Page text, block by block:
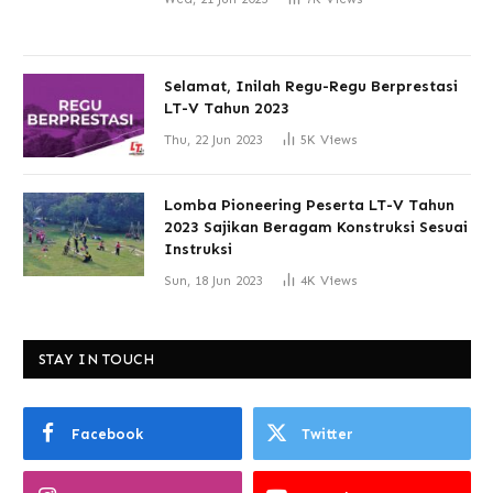
Selamat, Inilah Regu-Regu Berprestasi
LT-V Tahun 2023
Thu, 22 Jun 2023 5K Views
Lomba Pioneering Peserta LT-V Tahun
2023 Sajikan Beragam Konstruksi Sesuai
Instruksi
Sun, 18 Jun 2023 4K Views
STAY IN TOUCH
Facebook Twitter